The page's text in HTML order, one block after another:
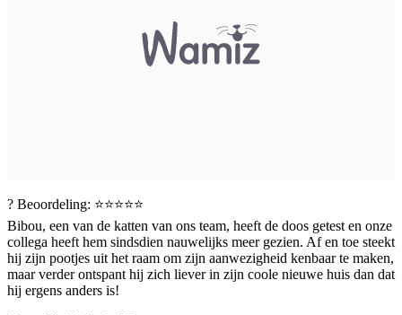
? Beoordeling: ⭐⭐⭐⭐⭐
Bibou, een van de katten van ons team, heeft de doos getest en onze
collega heeft hem sindsdien nauwelijks meer gezien. Af en toe steekt
hij zijn pootjes uit het raam om zijn aanwezigheid kenbaar te maken,
maar verder ontspant hij zich liever in zijn coole nieuwe huis dan dat
hij ergens anders is!